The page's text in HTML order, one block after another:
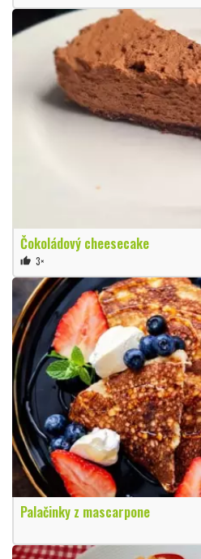
Čokoládový cheesecake
thumb_up 3×
Palačinky z mascarpone